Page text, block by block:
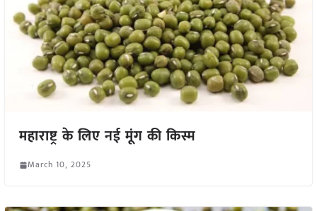
महाराष्ट्र के लिए नई मूंग की किस्म
March 10, 2025